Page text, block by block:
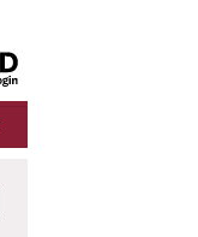
oben springen